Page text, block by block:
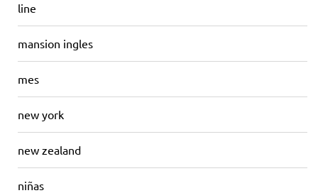
line
mansion ingles
mes
new york
new zealand
niñas